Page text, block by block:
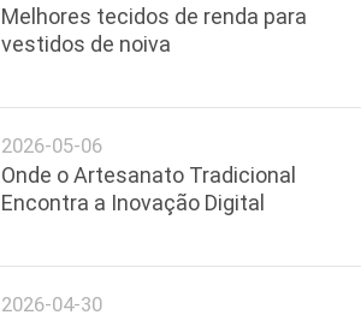
Melhores tecidos de renda para
vestidos de noiva
2026-05-06
Onde o Artesanato Tradicional
Encontra a Inovação Digital
2026-04-30